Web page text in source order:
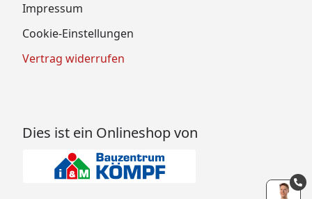
Impressum
Cookie-Einstellungen
Vertrag widerrufen
Dies ist ein Onlineshop von